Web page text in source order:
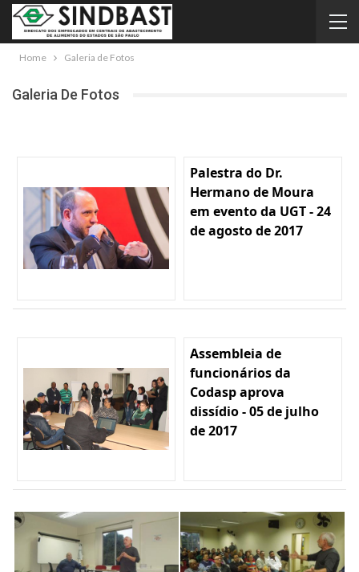
Home Galeria de Fotos
Galeria De Fotos
Palestra do Dr.
Hermano de Moura
em evento da UGT - 24
de agosto de 2017
Assembleia de
funcionários da
Codasp aprova
dissídio - 05 de julho
de 2017